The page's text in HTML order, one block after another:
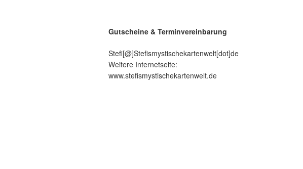
Gutscheine & Terminvereinbarung
Stefi[@]Stefismystischekartenwelt[dot]de
Weitere Internetseite:
www.stefismystischekartenwelt.de